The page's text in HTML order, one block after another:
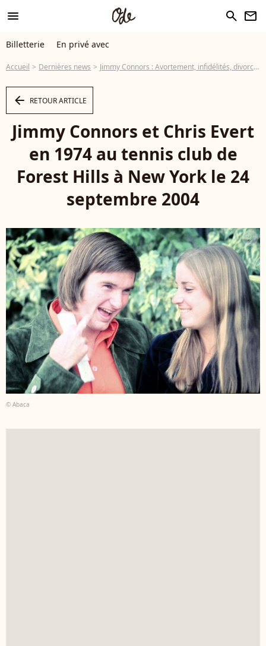
menu search newsletter
Billetterie En privé avec
Accueil Dernières news Jimmy Connors : Avortement, infidélités, divorces... Sa vérité sur Chris Evert
arrow_left RETOUR ARTICLE
Jimmy Connors et Chris Evert
en 1974 au tennis club de
Forest Hills à New York le 24
septembre 2004
© Abaca